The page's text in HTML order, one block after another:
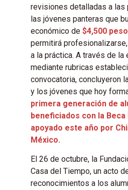
revisiones detalladas a las
las jóvenes panteras que
económico de $4,500
permitirá
a la práctica. A través de la
mediante rubricas
convocatoria, concluyeron
y los jóvenes que hoy
primera generación de
beneficiados con la
apoyado este año por
México.
El 26 de octubre, la
Casa del Tiempo, un acto
reconocimientos a los